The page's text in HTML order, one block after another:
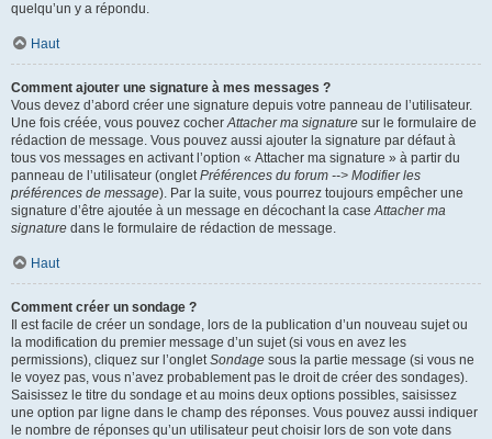
quelqu’un y a répondu.
Haut
Comment ajouter une signature à mes messages ?
Vous devez d’abord créer une signature depuis votre panneau de l’utilisateur.
Une fois créée, vous pouvez cocherAttacher ma signature sur le formulaire de
rédaction de message. Vous pouvez aussi ajouter la signature par défaut à
tous vos messages en activant l’option « Attacher ma signature » à partir du
panneau de l’utilisateur (ongletPréférences du forum --> Modifier les
préférences de message). Par la suite, vous pourrez toujours empêcher une
signature d’être ajoutée à un message en décochant la caseAttacher ma
signature dans le formulaire de rédaction de message.
Haut
Comment créer un sondage ?
Il est facile de créer un sondage, lors de la publication d’un nouveau sujet ou
la modification du premier message d’un sujet (si vous en avez les
permissions), cliquez sur l’ongletSondage sous la partie message (si vous ne
le voyez pas, vous n’avez probablement pas le droit de créer des sondages).
Saisissez le titre du sondage et au moins deux options possibles, saisissez
une option par ligne dans le champ des réponses. Vous pouvez aussi indiquer
le nombre de réponses qu’un utilisateur peut choisir lors de son vote dans